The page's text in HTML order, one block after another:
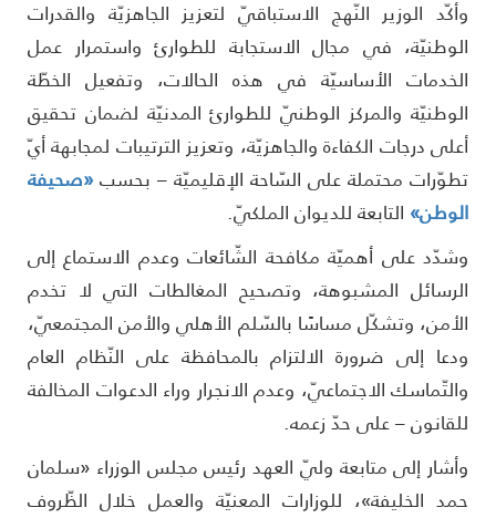
الوزير النّهج الاستباقيّ لتعزيز الجاهزيّة والقدرات
في مجال الاستجابة للطوارئ واستمرار عمل
الأساسيّة في هذه الحالات، وتفعيل الخطّة
والمركز الوطنيّ للطوارئ المدنيّة لضمان تحقيق
درجات الكفاءة والجاهزيّة، وتعزيز الترتيبات لمجابهة أيّ
محتملة على السّاحة الإقليميّة – بحسب«صحيفة
التابعة للديوان الملكيّ.
على أهميّة مكافحة الشّائعات وعدم الاستماع إلى
المشبوهة، وتصحيح المغالطات التي لا تخدم
وتشكّل مساسًا بالسّلم الأهلي والأمن المجتمعيّ،
إلى ضرورة الالتزام بالمحافظة على النّظام العام
الاجتماعيّ، وعدم الانجرار وراء الدعوات المخالفة
– على حدّ زعمه.
إلى متابعة وليّ العهد رئيس مجلس الوزراء «سلمان
الخليفة»، للوزارات المعنيّة والعمل خلال الظّروف